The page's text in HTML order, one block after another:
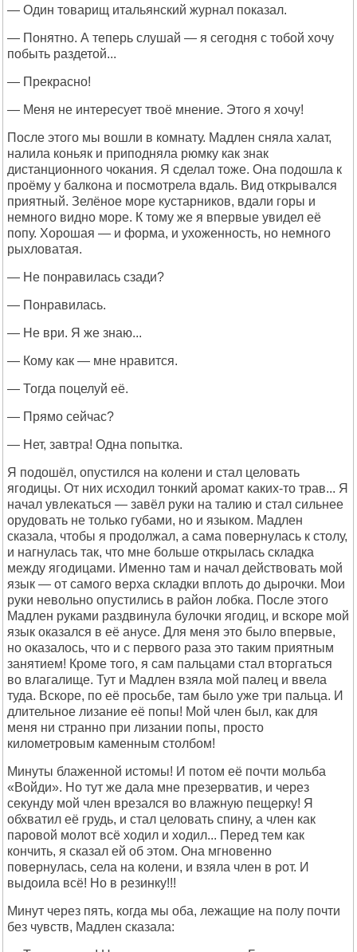
— Один товарищ итальянский журнал показал.
— Понятно. А теперь слушай — я сегодня с тобой хочу
побыть раздетой...
— Прекрасно!
— Меня не интересует твоё мнение. Этого я хочу!
После этого мы вошли в комнату. Мадлен сняла халат,
налила коньяк и приподняла рюмку как знак
дистанционного чокания. Я сделал тоже. Она подошла к
проёму у балкона и посмотрела вдаль. Вид открывался
приятный. Зелёное море кустарников, вдали горы и
немного видно море. К тому же я впервые увидел её
попу. Хорошая — и форма, и ухоженность, но немного
рыхловатая.
— Не понравилась сзади?
— Понравилась.
— Не ври. Я же знаю...
— Кому как — мне нравится.
— Тогда поцелуй её.
— Прямо сейчас?
— Нет, завтра! Одна попытка.
Я подошёл, опустился на колени и стал целовать
ягодицы. От них исходил тонкий аромат каких-то трав... Я
начал увлекаться — завёл руки на талию и стал сильнее
орудовать не только губами, но и языком. Мадлен
сказала, чтобы я продолжал, а сама повернулась к столу,
и нагнулась так, что мне больше открылась складка
между ягодицами. Именно там и начал действовать мой
язык — от самого верха складки вплоть до дырочки. Мои
руки невольно опустились в район лобка. После этого
Мадлен руками раздвинула булочки ягодиц, и вскоре мой
язык оказался в её анусе. Для меня это было впервые,
но оказалось, что и с первого раза это таким приятным
занятием! Кроме того, я сам пальцами стал вторгаться
во влагалище. Тут и Мадлен взяла мой палец и ввела
туда. Вскоре, по её просьбе, там было уже три пальца. И
длительное лизание её попы! Мой член был, как для
меня ни странно при лизании попы, просто
километровым каменным столбом!
Минуты блаженной истомы! И потом её почти мольба
«Войди». Но тут же дала мне презерватив, и через
секунду мой член врезался во влажную пещерку! Я
обхватил её грудь, и стал целовать спину, а член как
паровой молот всё ходил и ходил... Перед тем как
кончить, я сказал ей об этом. Она мгновенно
повернулась, села на колени, и взяла член в рот. И
выдоила всё! Но в резинку!!!
Минут через пять, когда мы оба, лежащие на полу почти
без чувств, Мадлен сказала: